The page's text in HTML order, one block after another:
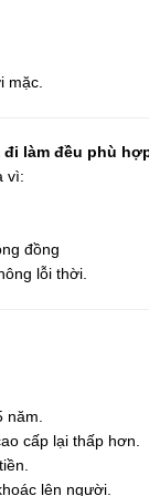
mặc.
làm đều phù
vì:
đồng
lỗi thời.
cấp lại thấp hơn.
lên người.